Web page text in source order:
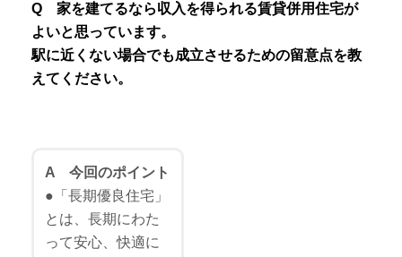
Q 家を建てるなら収入を得られる賃貸併用住宅が
よいと思っています。
駅に近くない場合でも成立させるための留意点を教
えてください。
A 今回のポイント
●「長期優良住宅」
とは、長期にわた
って安心、快適に